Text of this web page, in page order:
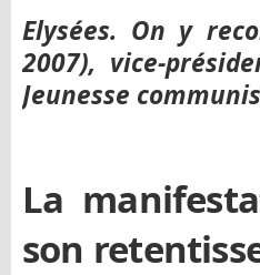
Elysées. On y
2007), vice-
Jeunesse
La
son